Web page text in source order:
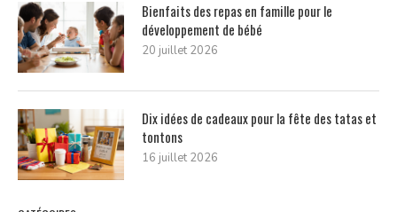
Bienfaits des repas en famille pour le
développement de bébé
20 juillet 2026
Dix idées de cadeaux pour la fête des tatas et
tontons
16 juillet 2026